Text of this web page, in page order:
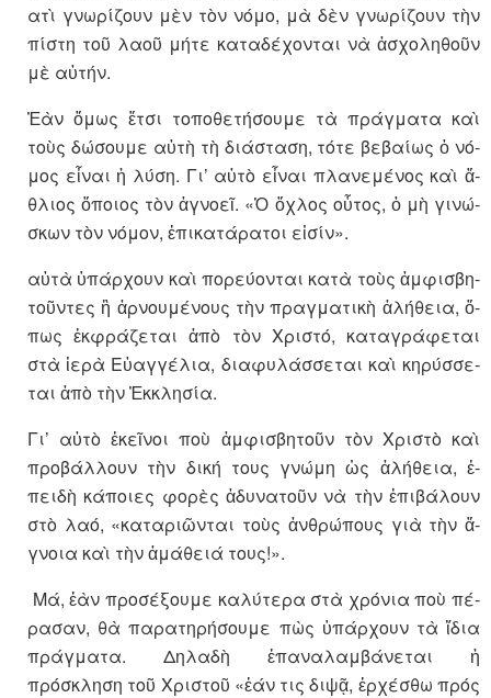
ατὶ γνω­ρί­ζουν μὲν τὸν νόμο, μὰ δὲν γνω­ρί­ζουν τὴν
πί­στη τοῦ λαοῦ μήτε κα­τα­δέ­χον­ται νὰ ἀ­σχο­λη­θοῦν
μὲ αὐ­τήν.
Ἐὰν ὅ­μως ἔτσι το­πο­θε­τή­σουμε τὰ πρά­γματα καὶ
τοὺς δώ­σουμε αὐτὴ τὴ δι­ά­σταση, τότε βε­βαίως ὁ νό­
μος εἶ­ναι ἡ λύση. Γι’ αὐτὸ εἶ­ναι πλα­νε­μέ­νος καὶ ἄ­
θλιος ὅ­ποιος τὸν ἀ­γνοεῖ. «Ὁ ὄ­χλος οὗ­τος, ὁ μὴ γι­νώ­
σκων τὸν νό­μον, ἐπι­κα­τά­ρα­τοι εἰ­σίν».
αὐτὰ ὑ­πάρ­χουν καὶ πο­ρεύ­ον­ται κατὰ τοὺς ἀμ­φι­σβη­
τοῦν­τες ἢ ἀρνου­μέ­νους τὴν πρα­γμα­τικὴ ἀ­λή­θεια, ὅ­
πως ἐκ­φρά­ζε­ται ἀπὸ τὸν Χρι­στό, κα­τα­γρά­φε­ται
στὰ ἱ­ερὰ Εὐ­αγ­γέ­λια, δι­α­φυ­λάσ­σε­ται καὶ κη­ρύσ­σε­
ται ἀπὸ τὴν Ἐκ­κλη­σία.
Γι’ αὐτὸ ἐ­κεῖ­νοι ποὺ ἀμ­φι­σβη­τοῦν τὸν Χρι­στὸ καὶ
προ­βάλ­λουν τὴν δική τους γνώμη ὡς ἀ­λή­θεια, ἐ­
πειδὴ κά­ποιες φο­ρὲς ἀ­δυ­να­τοῦν νὰ τὴν ἐ­πι­βά­λουν
στὸ λαό, «κα­τα­ρι­ῶν­ται τοὺς ἀν­θρώ­πους γιὰ τὴν ἄ­
γνοια καὶ τὴν ἀ­μά­θειά τους!».
Μά, ἐὰν προ­σέ­ξουμε κα­λύ­τερα στὰ χρό­νια ποὺ πέ­
ρα­σαν, θὰ πα­ρα­τη­ρή­σουμε πὼς ὑ­πάρ­χουν τὰ ἴ­δια
πρά­γματα. Δη­λαδὴ ἐ­παναλαμ­βά­νε­ται ἡ
πρόσκληση τοῦ Χρι­στοῦ «ἐάν τις διψᾷ, ἐρ­χέ­σθω πρός